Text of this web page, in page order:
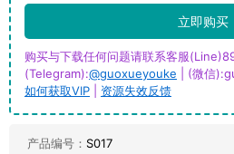
立即购买
购买与下载任何问题请联系客服
(Telegram):@guoxueyouke | (微信
如何获取VIP
资源失效反馈
产品编号： S017